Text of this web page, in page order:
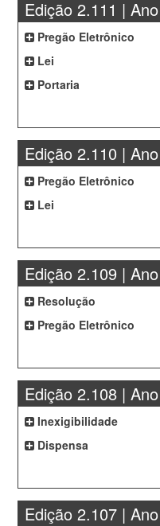
Edição 2.111 |
Pregão Eletrônico
Lei
Portaria
Edição 2.110 |
Pregão Eletrônico
Lei
Edição 2.109 |
Resolução
Pregão Eletrônico
Edição 2.108 |
Inexigibilidade
Dispensa
Edição 2.107 |